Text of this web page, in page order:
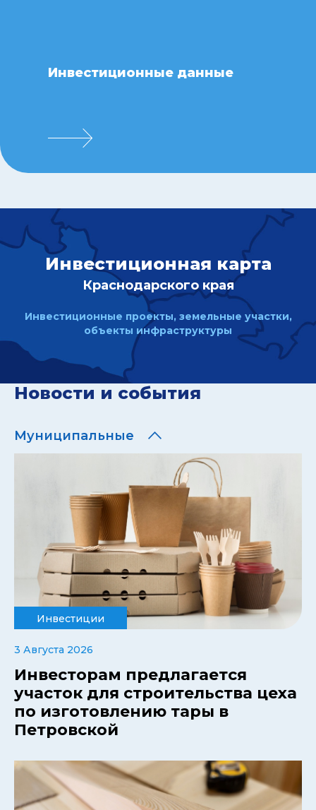
Инвестиционные данные
Инвестиционная карта
Краснодарского края
Инвестиционные проекты, земельные участки,
объекты инфраструктуры
Новости и события
Муниципальные
Инвестиции
3 Августа 2026
Инвесторам предлагается
участок для строительства цеха
по изготовлению тары в
Петровской